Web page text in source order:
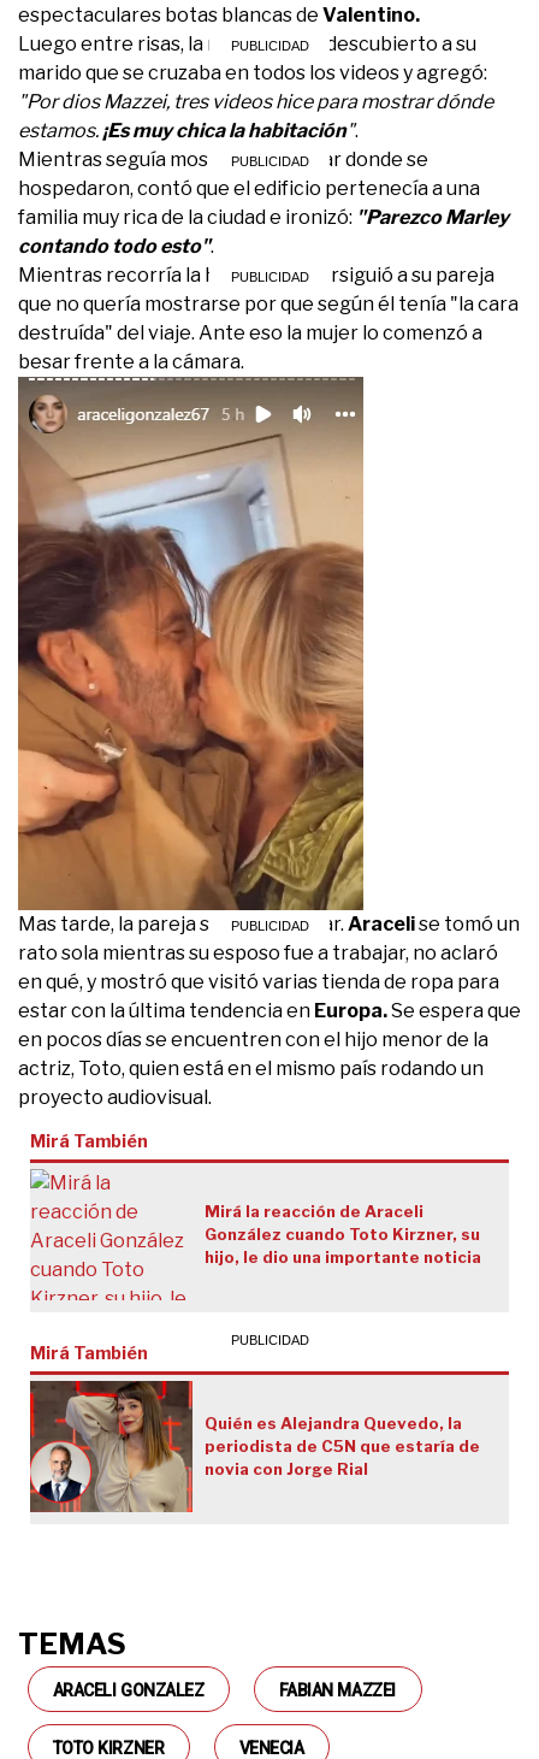
espectaculares botas blancas de Valentino.
Luego entre risas, la mujer dejó al descubierto a su
marido que se cruzaba en todos los videos y agregó:
"Por dios Mazzei, tres videos hice para mostrar dónde
estamos. ¡Es muy chica la habitación".
Mientras seguía mostrando el lugar donde se
hospedaron, contó que el edificio pertenecía a una
familia muy rica de la ciudad e ironizó: "Parezco Marley
contando todo esto".
Mientras recorría la habitación persiguió a su pareja
que no quería mostrarse por que según él tenía "la cara
destruída" del viaje. Ante eso la mujer lo comenzó a
besar frente a la cámara.
Mas tarde, la pareja salió a almorzar. Aracelise tomó un
rato sola mientras su esposo fue a trabajar, no aclaró
en qué, y mostró que visitó varias tienda de ropa para
estar con la última tendencia en Europa.Se espera que
en pocos días se encuentren con el hijo menor de la
actriz, Toto, quien está en el mismo país rodando un
proyecto audiovisual.
Mirá También
Mirá la reacción de Araceli
González cuando Toto Kirzner, su
hijo, le dio una importante noticia
Mirá También
Quién es Alejandra Quevedo, la
periodista de C5N que estaría de
novia con Jorge Rial
TEMAS
ARACELI GONZALEZ FABIAN MAZZEI
TOTO KIRZNER VENECIA